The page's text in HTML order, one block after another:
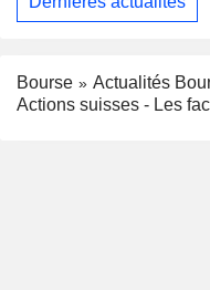
Bourse
Actualités
Actions suisses - Les